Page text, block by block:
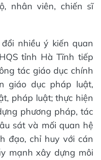
nhân viên, chiến sĩ
nhiều ý kiến quan
tỉnh Hà Tĩnh tiếp
tác giáo dục chính
giáo dục pháp luật,
pháp luật; thực hiện
phương pháp, tác
sát và mối quan hệ
đạo, chỉ huy với cán
mạnh xây dựng môi